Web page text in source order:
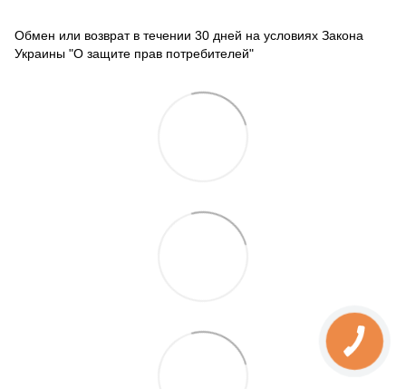
Обмен или возврат в течении 30 дней на условиях Закона
Украины "О защите прав потребителей"